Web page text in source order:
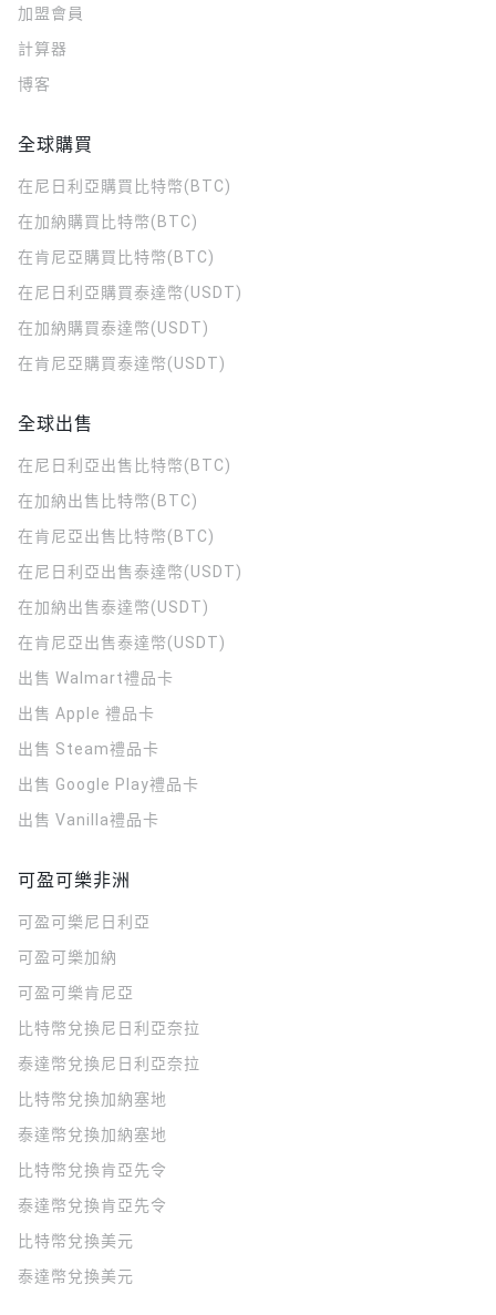
加盟會員
計算器
博客
全球購買
在尼日利亞購買比特幣(BTC)
在加納購買比特幣(BTC)
在肯尼亞購買比特幣(BTC)
在尼日利亞購買泰達幣(USDT)
在加納購買泰達幣(USDT)
在肯尼亞購買泰達幣(USDT)
全球出售
在尼日利亞出售比特幣(BTC)
在加納出售比特幣(BTC)
在肯尼亞出售比特幣(BTC)
在尼日利亞出售泰達幣(USDT)
在加納出售泰達幣(USDT)
在肯尼亞出售泰達幣(USDT)
出售 Walmart禮品卡
出售 Apple 禮品卡
出售 Steam禮品卡
出售 Google Play禮品卡
出售 Vanilla禮品卡
可盈可樂非洲
可盈可樂 尼日利亞
可盈可樂加納
可盈可樂肯尼亞
比特幣兌換尼日利亞奈拉
泰達幣兌換尼日利亞奈拉
比特幣兌換加納塞地
泰達幣兌換加納塞地
比特幣兌換肯亞先令
泰達幣兌換肯亞先令
比特幣兌換美元
泰達幣兌換美元